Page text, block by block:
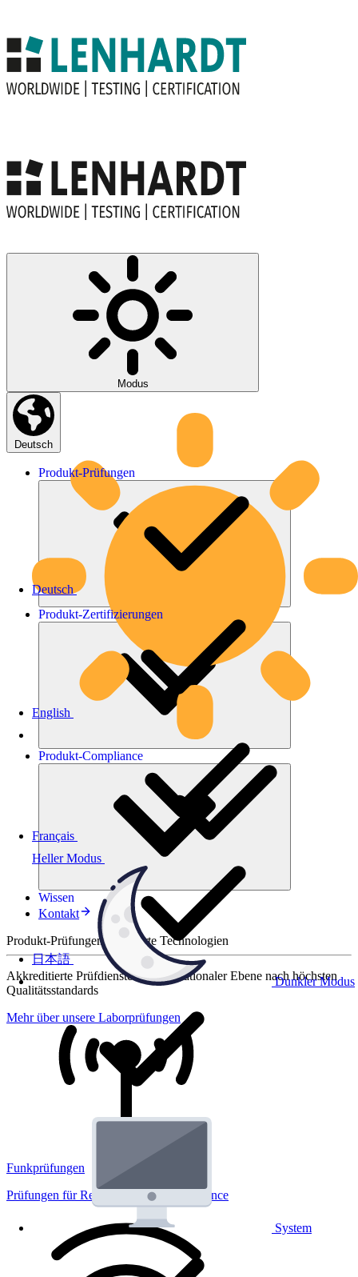
Modus
Heller Modus
Dunkler Modus
System
Deutsch
Deutsch
English
Français
日本語
Produkt-Prüfungen
Produkt-Zertifizierungen
Produkt-Compliance
Wissen
Kontakt
Produkt-Prüfungen für smarte Technologien
Akkreditierte Prüfdienste auf internationaler Ebene nach höchsten
Qualitätsstandards
Mehr über unsere Laborprüfungen
Funkprüfungen
Prüfungen für Regulatorik und Performance